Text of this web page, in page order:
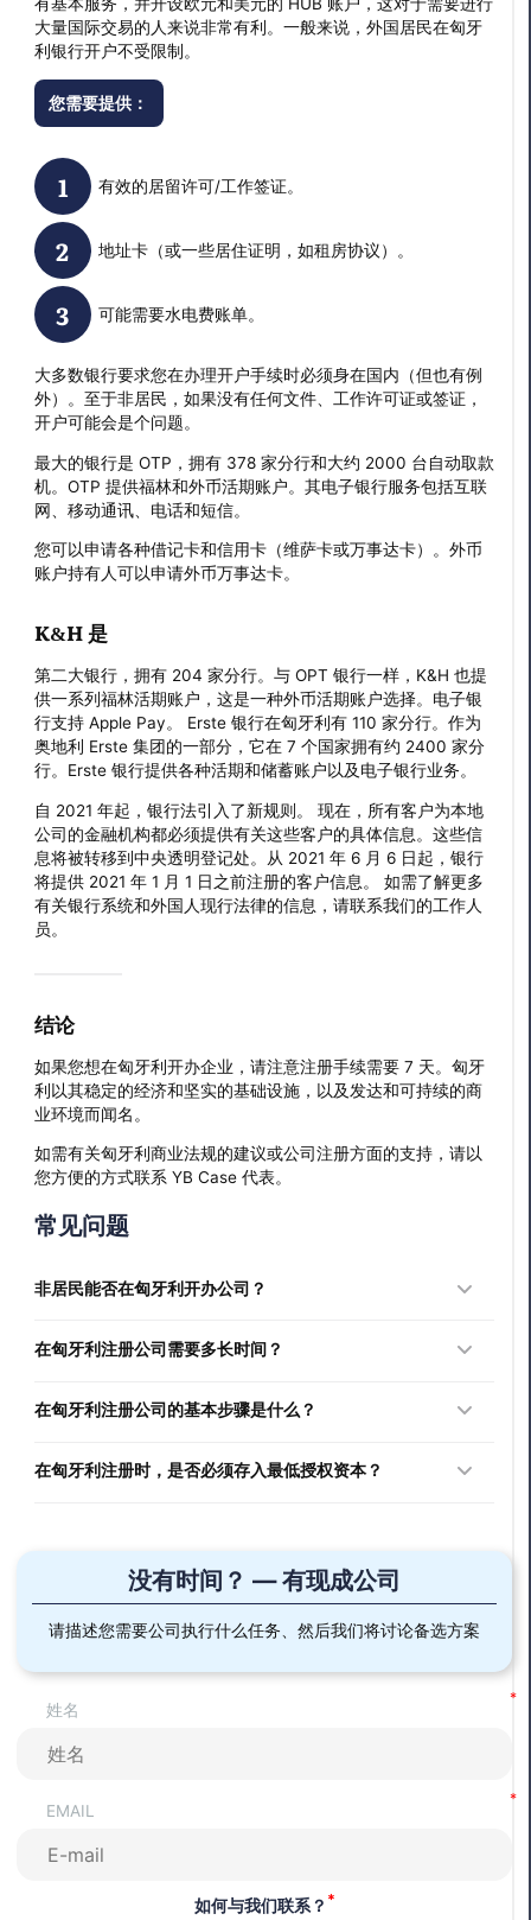
大量国际交易的人来说非常有利。一般来说，外国居民在匈牙
利银行开户不受限制。
您需要提供：
有效的居留许可/工作签证。
地址卡（或一些居住证明，如租房协议）。
可能需要水电费账单。
大多数银行要求您在办理开户手续时必须身在国内（但也有例
外）。至于非居民，如果没有任何文件、工作许可证或签证，
开户可能会是个问题。
最大的银行是 OTP，拥有 378 家分行和大约 2000 台自动取款
机。OTP 提供福林和外币活期账户。其电子银行服务包括互联
网、移动通讯、电话和短信。
您可以申请各种借记卡和信用卡（维萨卡或万事达卡）。外币
账户持有人可以申请外币万事达卡。
K&H 是
第二大银行，拥有 204 家分行。与 OPT 银行一样，K&H 也提
供一系列福林活期账户，这是一种外币活期账户选择。电子银
行支持 Apple Pay。 Erste 银行在匈牙利有 110 家分行。作为
奥地利 Erste 集团的一部分，它在 7 个国家拥有约 2400 家分
行。Erste 银行提供各种活期和储蓄账户以及电子银行业务。
自 2021 年起，银行法引入了新规则。 现在，所有客户为本地
公司的金融机构都必须提供有关这些客户的具体信息。这些信
息将被转移到中央透明登记处。从 2021 年 6 月 6 日起，银行
将提供 2021 年 1 月 1 日之前注册的客户信息。 如需了解更多
有关银行系统和外国人现行法律的信息，请联系我们的工作人
员。
结论
如果您想在匈牙利开办企业，请注意注册手续需要 7 天。匈牙
利以其稳定的经济和坚实的基础设施，以及发达和可持续的商
业环境而闻名。
如需有关匈牙利商业法规的建议或公司注册方面的支持，请以
您方便的方式联系 YB Case 代表。
常见问题
非居民能否在匈牙利开办公司？
同等的待遇。
在匈牙利注册公司需要多长时间？
7 个工作日。
在匈牙利注册公司的基本步骤是什么？
选择公司类型。
起草新公司注册申请书，并将其连同一揽子组成文件提交
给商业注册处。
获得相关牌照和许可证。
在匈牙利注册时，是否必须存入最低授权资本？
没有时间？ — 有现成公司
请描述您需要公司执行什么任务、然后我们将讨论备选方案
姓名
EMAIL
如何与我们联系？ *